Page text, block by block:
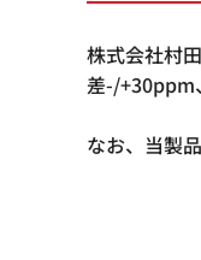
株式会社村
差-/+30ppm
なお、当製